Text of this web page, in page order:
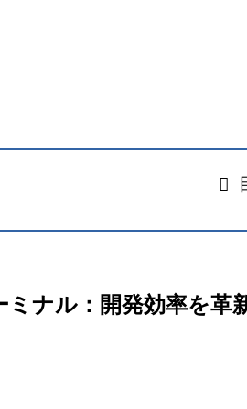
ミナル：開発効率を革